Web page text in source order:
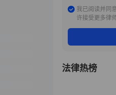
我已阅读并同
许接受更多律
法律热榜